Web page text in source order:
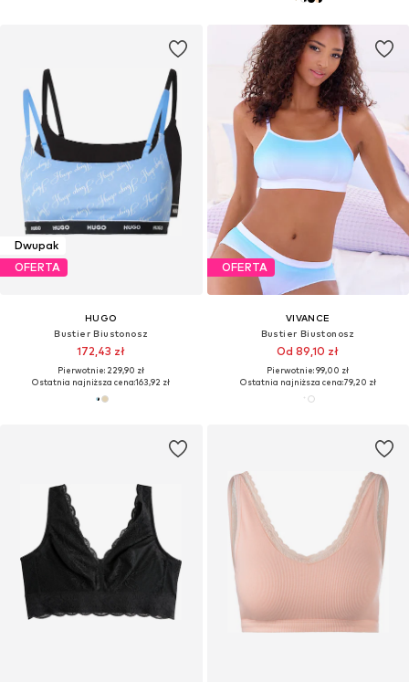
Dwupak
OFERTA
HUGO
Bustier Biustonosz
172,43 zł
Pierwotnie: 229,90 zł
Ostatnia najniższa cena:163,92 zł
OFERTA
VIVANCE
Bustier Biustonosz
Od 89,10 zł
Pierwotnie: 99,00 zł
Ostatnia najniższa cena:79,20 zł